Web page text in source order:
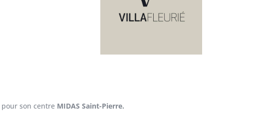
pour son centre MIDAS Saint-Pierre.